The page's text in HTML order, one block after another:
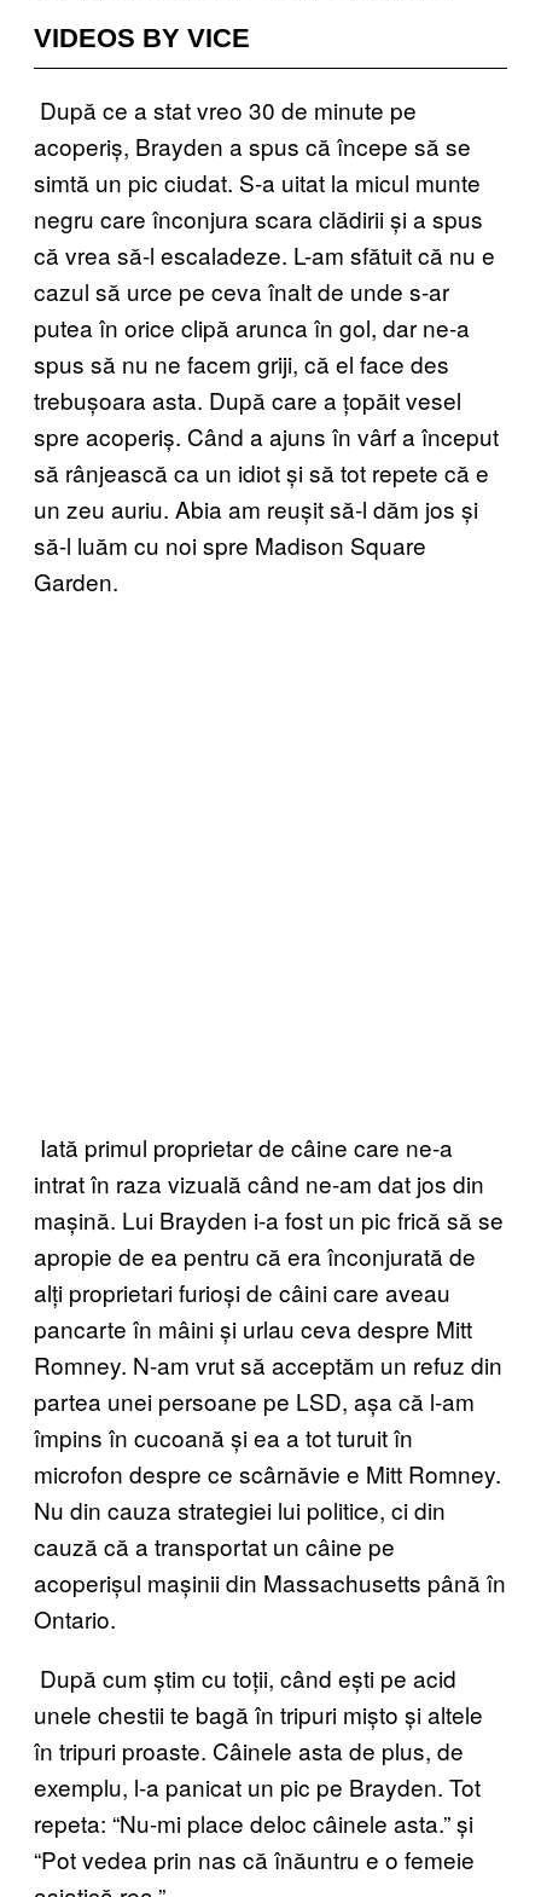
VIDEOS BY VICE
După ce a stat vreo 30 de minute pe
acoperiș, Brayden a spus că începe să se
simtă un pic ciudat. S-a uitat la micul munte
negru care înconjura scara clădirii și a spus
că vrea să-l escaladeze. L-am sfătuit că nu e
cazul să urce pe ceva înalt de unde s-ar
putea în orice clipă arunca în gol, dar ne-a
spus să nu ne facem griji, că el face des
trebușoara asta. După care a țopăit vesel
spre acoperiș. Când a ajuns în vârf a început
să rânjească ca un idiot și să tot repete că e
un zeu auriu. Abia am reușit să-l dăm jos și
să-l luăm cu noi spre Madison Square
Garden.
Iată primul proprietar de câine care ne-a
intrat în raza vizuală când ne-am dat jos din
mașină. Lui Brayden i-a fost un pic frică să se
apropie de ea pentru că era înconjurată de
alți proprietari furioși de câini care aveau
pancarte în mâini și urlau ceva despre Mitt
Romney. N-am vrut să acceptăm un refuz din
partea unei persoane pe LSD, așa că l-am
împins în cucoană și ea a tot turuit în
microfon despre ce scârnăvie e Mitt Romney.
Nu din cauza strategiei lui politice, ci din
cauză că a transportat un câine pe
acoperișul mașinii din Massachusetts până în
Ontario.
După cum știm cu toții, când ești pe acid
unele chestii te bagă în tripuri mișto și altele
în tripuri proaste. Câinele asta de plus, de
exemplu, l-a panicat un pic pe Brayden. Tot
repeta: “Nu-mi place deloc câinele asta.” și
“Pot vedea prin nas că înăuntru e o femeie